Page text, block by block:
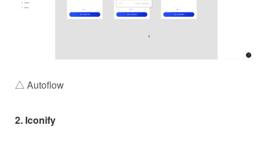
△ Autoflow
2. Iconify